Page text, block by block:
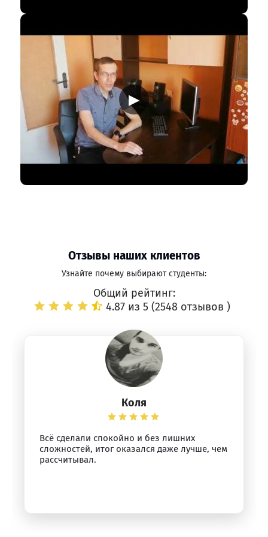
▶
Отзывы наших клиентов
Узнайте почему выбирают студенты:
Общий рейтинг:
4.87 из 5 (2548 отзывов )
Коля
Всё сделали спокойно и без лишних
сложностей, итог оказался даже лучше, чем
рассчитывал.